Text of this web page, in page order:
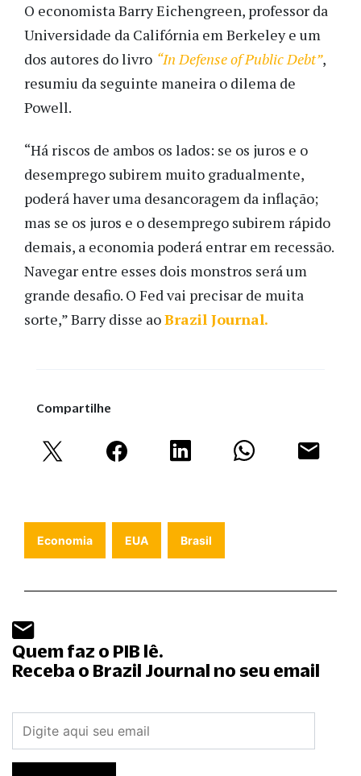
O economista Barry Eichengreen, professor da
Universidade da Califórnia em Berkeley e um
dos autores do livro “In Defense of Public Debt”,
resumiu da seguinte maneira o dilema de
Powell.
“Há riscos de ambos os lados: se os juros e o
desemprego subirem muito gradualmente,
poderá haver uma desancoragem da inflação;
mas se os juros e o desemprego subirem rápido
demais, a economia poderá entrar em recessão.
Navegar entre esses dois monstros será um
grande desafio. O Fed vai precisar de muita
sorte,” Barry disse aoBrazil Journal.
Compartilhe
Economia EUA Brasil
Quem faz o PIB lê.
Receba o Brazil Journal no seu email